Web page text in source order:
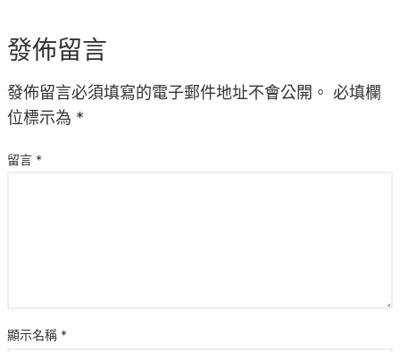
發佈留言
發佈留言必須填寫的電子郵件地址不會公開。 必填欄
位標示為 *
留言 *
顯示名稱 *